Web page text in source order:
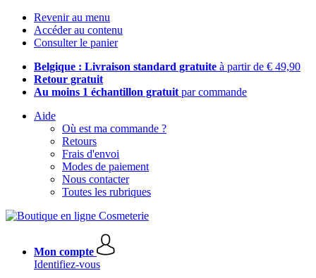
Revenir au menu
Accéder au contenu
Consulter le panier
Belgique : Livraison standard gratuite à partir de € 49,90
Retour gratuit
Au moins 1 échantillon gratuit par commande
Aide
Où est ma commande ?
Retours
Frais d'envoi
Modes de paiement
Nous contacter
Toutes les rubriques
Mon compte
Identifiez-vous